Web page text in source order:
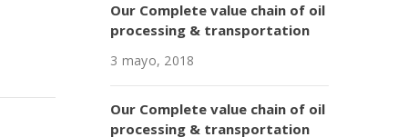
Our Complete value chain of oil
processing & transportation
3 mayo, 2018
Our Complete value chain of oil
processing & transportation